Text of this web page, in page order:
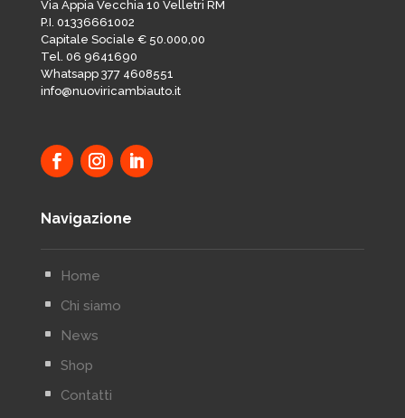
Via Appia Vecchia 10 Velletri RM
P.I. 01336661002
Capitale Sociale € 50.000,00
Tel. 06 9641690
Whatsapp 377 4608551
info@nuoviricambiauto.it
Navigazione
^ Home
^ Chi siamo
^ News
^ Shop
^ Contatti